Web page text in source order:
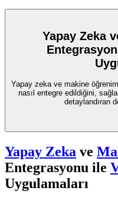
Yapay Zeka
Yapay zeka ve makine
nasıl entegre edildiğini,
detaylandıran
Yapay Zeka ve
Entegrasyonu ile
Uygulamaları